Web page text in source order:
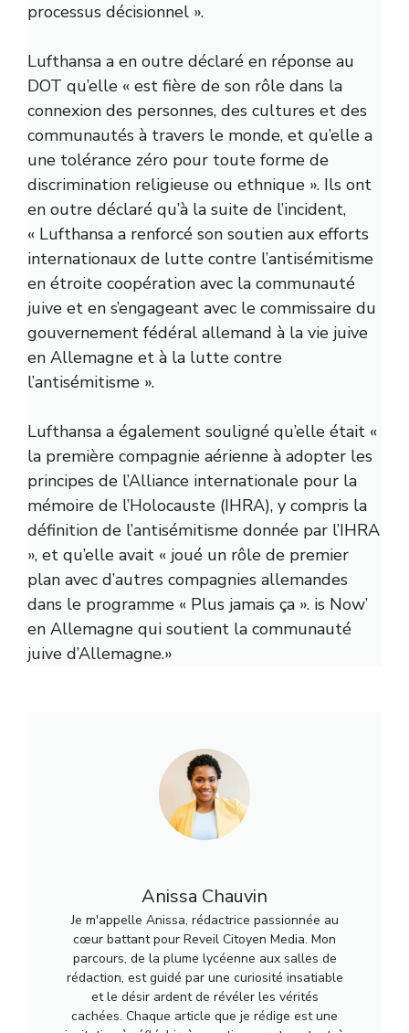
processus décisionnel ».
Lufthansa a en outre déclaré en réponse au
DOT qu’elle « est fière de son rôle dans la
connexion des personnes, des cultures et des
communautés à travers le monde, et qu’elle a
une tolérance zéro pour toute forme de
discrimination religieuse ou ethnique ». Ils ont
en outre déclaré qu’à la suite de l’incident,
« Lufthansa a renforcé son soutien aux efforts
internationaux de lutte contre l’antisémitisme
en étroite coopération avec la communauté
juive et en s’engageant avec le commissaire du
gouvernement fédéral allemand à la vie juive
en Allemagne et à la lutte contre
l’antisémitisme ».
Lufthansa a également souligné qu’elle était «
la première compagnie aérienne à adopter les
principes de l’Alliance internationale pour la
mémoire de l’Holocauste (IHRA), y compris la
définition de l’antisémitisme donnée par l’IHRA
», et qu’elle avait « joué un rôle de premier
plan avec d’autres compagnies allemandes
dans le programme « Plus jamais ça ». is Now’
en Allemagne qui soutient la communauté
juive d’Allemagne.»
Anissa Chauvin
Je m'appelle Anissa, rédactrice passionnée au
cœur battant pour Reveil Citoyen Media. Mon
parcours, de la plume lycéenne aux salles de
rédaction, est guidé par une curiosité insatiable
et le désir ardent de révéler les vérités
cachées. Chaque article que je rédige est une